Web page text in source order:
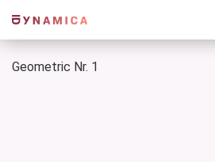
Geometric Nr. 1